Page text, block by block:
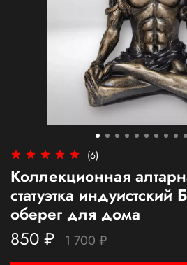
(6)
Коллекционная
статуэтка индуистский
оберег для дома
850 ₽ 1 700 ₽